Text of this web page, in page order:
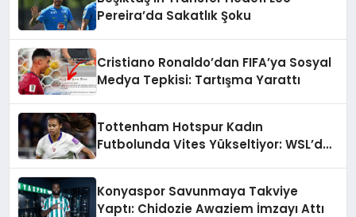
Pereira’da Sakatlık Şoku
Cristiano Ronaldo’dan FIFA’ya Sosyal
Medya Tepkisi: Tartışma Yarattı
Tottenham Hotspur Kadın
Futbolunda Vites Yükseltiyor: WSL’de
Konyaspor Savunmaya Takviye
Yaptı: Chidozie Awaziem İmzayı Attı